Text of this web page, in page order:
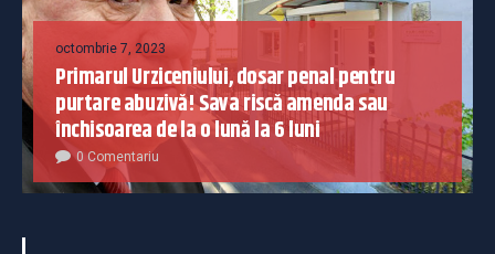
octombrie 7, 2023
Primarul Urziceniului, dosar penal pentru
purtare abuzivă! Sava riscă amenda sau
închisoarea de la o lună la 6 luni
0 Comentariu